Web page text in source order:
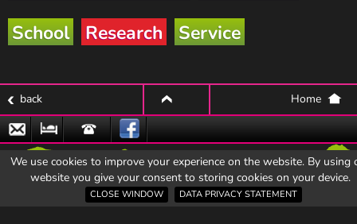
We use cookies to improve your experience on the website. By using
website you give your consent to storing cookies on your device.
CLOSE WINDOW DATA PRIVACY STATEMENT
School
Research Service
back top
Home
Email
Zu
den
Naturpark-
Partnerbetrieben
Hotline